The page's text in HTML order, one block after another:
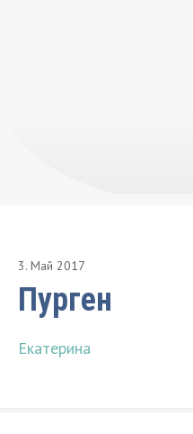
3. Май 2017
Пурген
Екатерина